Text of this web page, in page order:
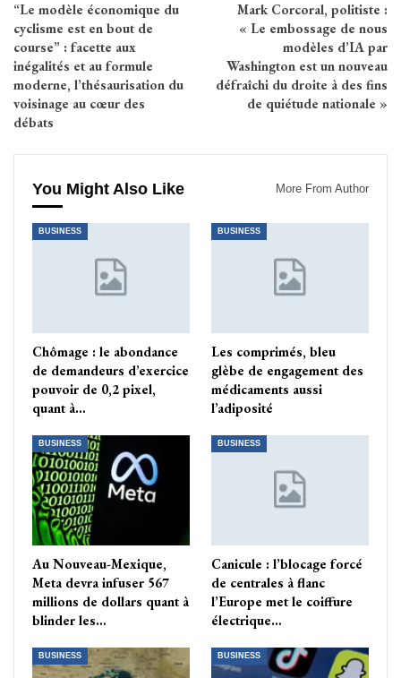
“Le modèle économique du
cyclisme est en bout de
course” : facette aux
inégalités et au formule
moderne, l’thésaurisation du
voisinage au cœur des
débats
Mark Corcoral, politiste :
« Le embossage de nous
modèles d’IA par
Washington est un nouveau
défraîchi du droite à des fins
de quiétude nationale »
You Might Also Like More From Author
BUSINESS
Chômage : le abondance
de demandeurs d’exercice
pouvoir de 0,2 pixel,
quant à…
BUSINESS
Les comprimés, bleu
glèbe de engagement des
médicaments aussi
l’adiposité
BUSINESS
Au Nouveau-Mexique,
Meta devra infuser 567
millions de dollars quant à
blinder les…
BUSINESS
Canicule : l’blocage forcé
de centrales à flanc
l’Europe met le coiffure
électrique…
BUSINESS BUSINESS